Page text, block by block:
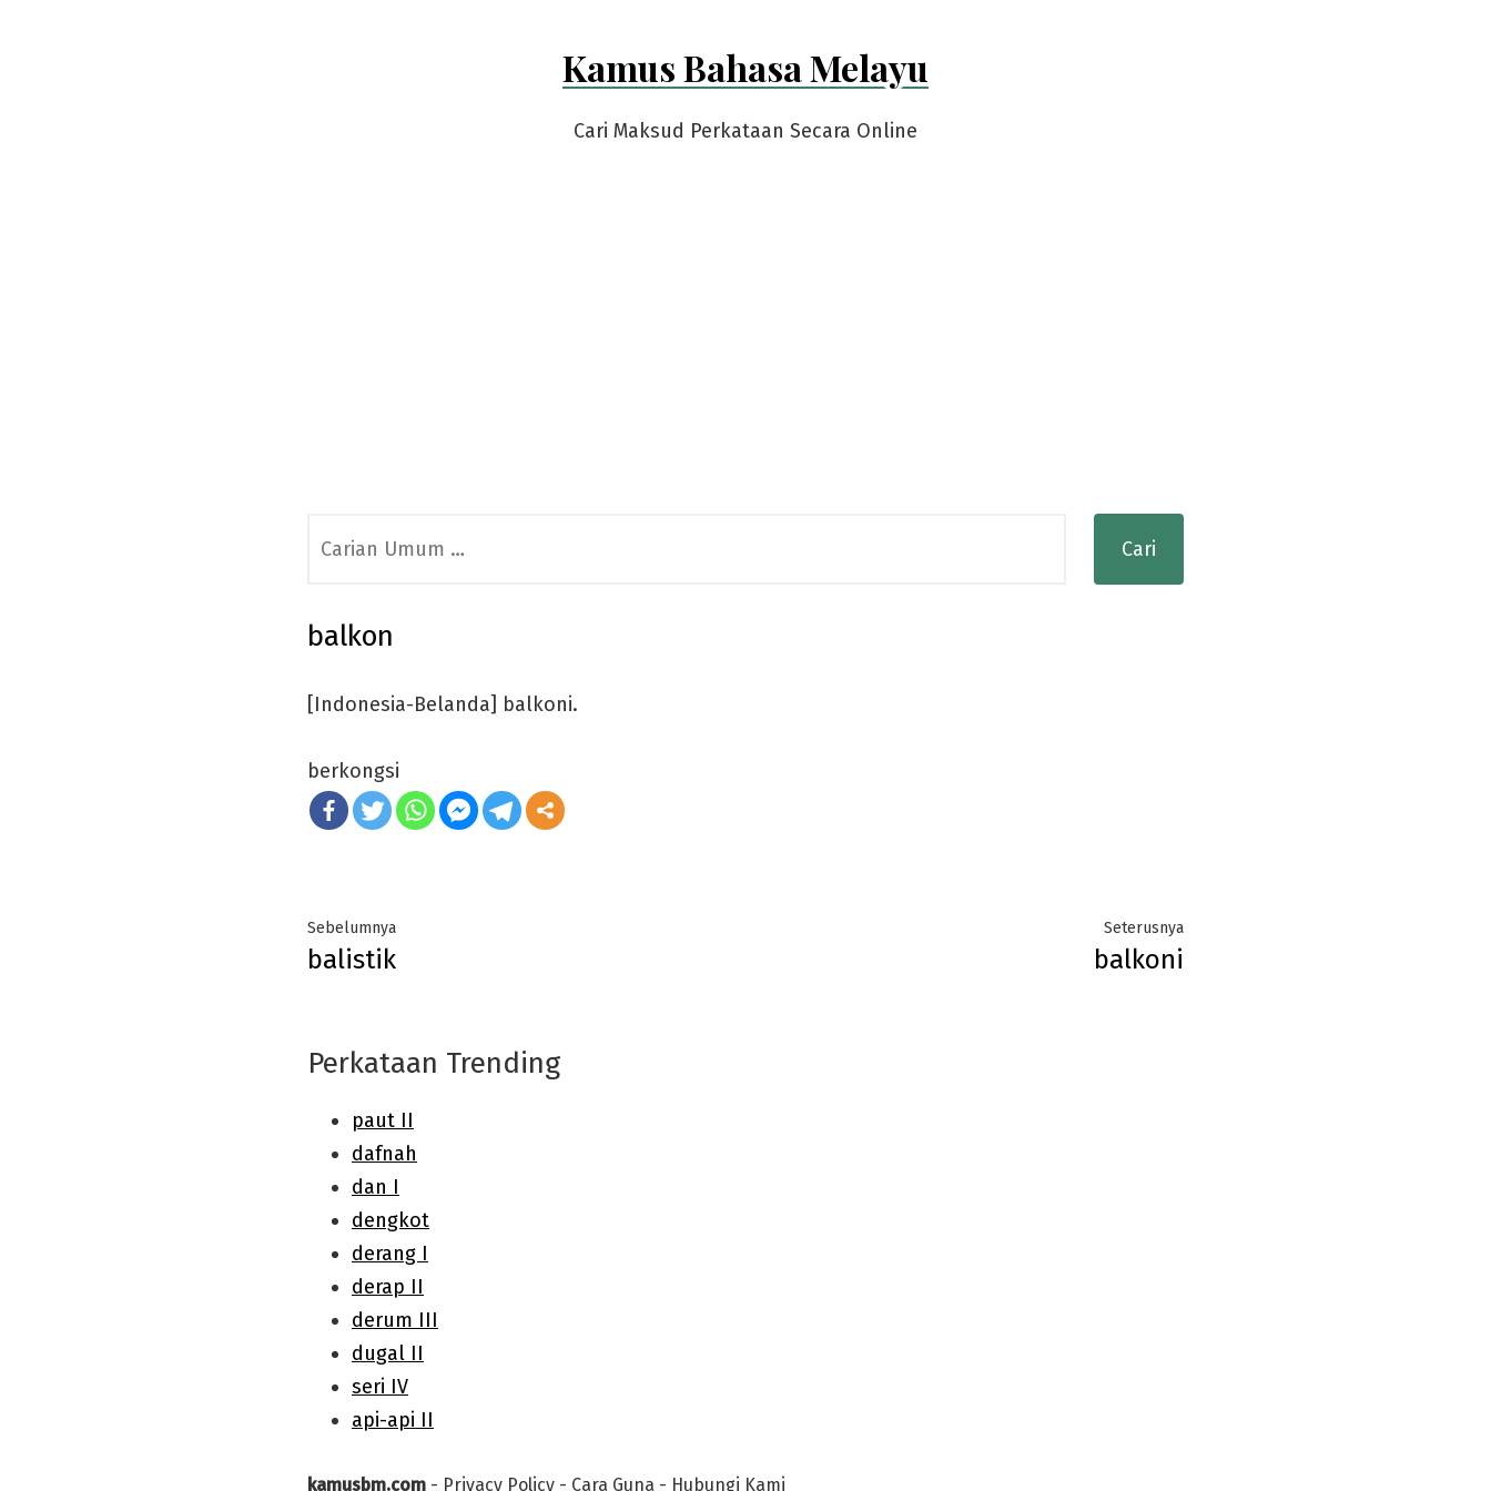
Kamus Bahasa Melayu
Cari Maksud Perkataan Secara Online
for:
balkon
[Indonesia-Belanda] balkoni.
berkongsi
Post
navigation
SebelumnyaPrevious
post:
balistik
SeterusnyaNext
balkoni
Perkataan Trending
kamusbm.com - Privacy Policy - Cara Guna - Hubungi Kami